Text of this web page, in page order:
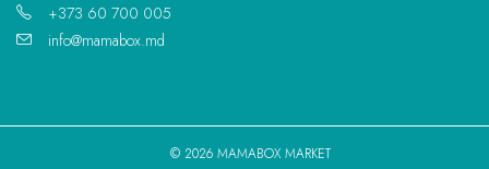
+373 60 700 005
info@mamabox.md
© 2026 MAMABOX MARKET